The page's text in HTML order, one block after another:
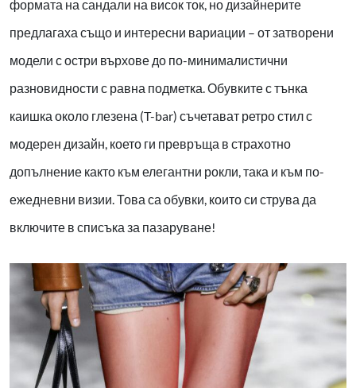
формата на сандали на висок ток, но дизайнерите
предлагаха също и интересни вариации – от затворени
модели с остри върхове до по-минималистични
разновидности с равна подметка. Обувките с тънка
каишка около глезена (T-bar) съчетават ретро стил с
модерен дизайн, което ги превръща в страхотно
допълнение както към елегантни рокли, така и към по-
ежедневни визии. Това са обувки, които си струва да
включите в списъка за пазаруване!